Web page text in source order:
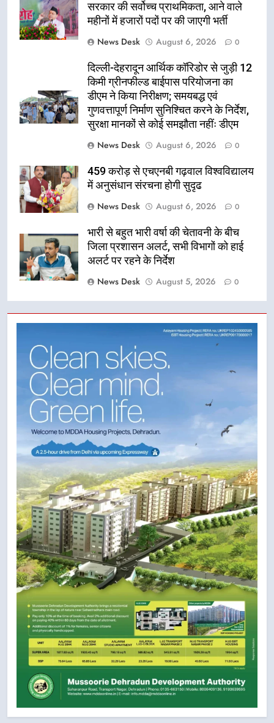
सरकार की सर्वोच्च प्राथमिकता, आने वाले
महीनों में हजारों पदों पर की जाएगी भर्ती
News Desk
August 6, 2026 0
दिल्ली-देहरादून आर्थिक कॉरिडोर से जुड़ी 12
किमी ग्रीनफील्ड बाईपास परियोजना का
डीएम ने किया निरीक्षण; समयबद्ध एवं
गुणवत्तापूर्ण निर्माण सुनिश्चित करने के निर्देश,
सुरक्षा मानकों से कोई समझौता नहींः डीएम
News Desk
August 6, 2026 0
459 करोड़ से एचएनबी गढ़वाल विश्वविद्यालय
में अनुसंधान संरचना होगी सुदृढ
News Desk
August 6, 2026 0
भारी से बहुत भारी वर्षा की चेतावनी के बीच
जिला प्रशासन अलर्ट, सभी विभागों को हाई
अलर्ट पर रहने के निर्देश
News Desk
August 5, 2026 0